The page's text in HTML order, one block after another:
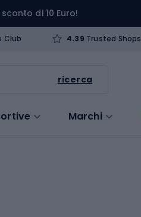
di 10 Euro!
Club 4.39 Trusted Shops
ricerca
Marchi